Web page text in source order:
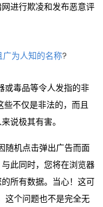
进行欺凌和发布恶意评
为人知的名称?
或毒品等令人发指的非
些不仅是非法的，而且
说极其有害。
随机点击弹出广告而面
此同时，您将在浏览器
所有数据。当心！这可
这个问题也不是完全无